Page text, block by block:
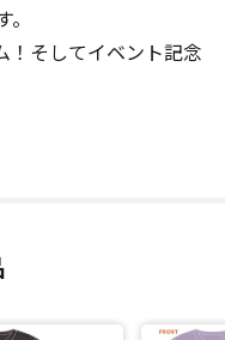
！そしてイベント記念